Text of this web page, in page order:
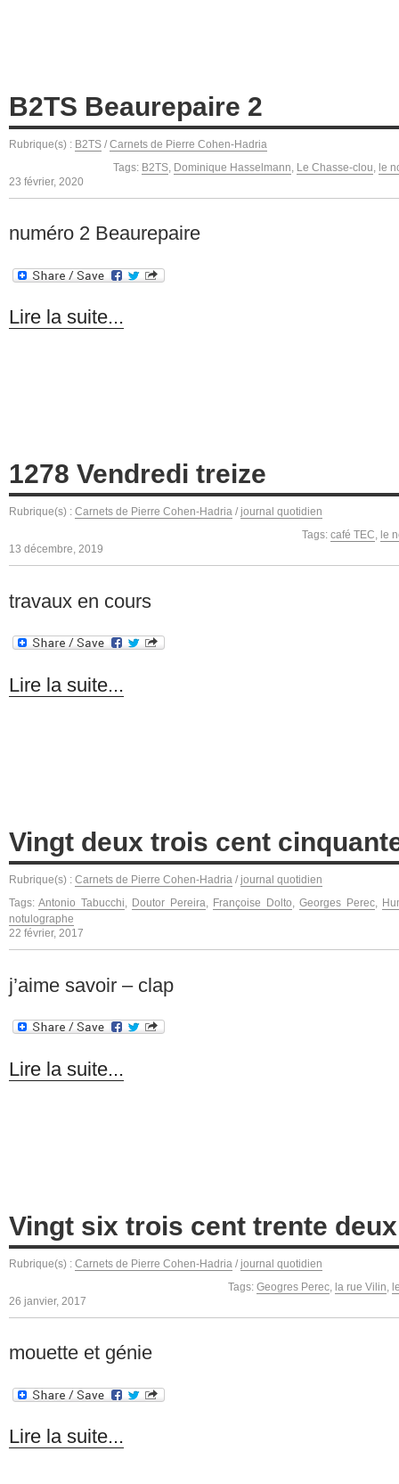
B2TS Beaurepaire 2
Rubrique(s) : B2TS / Carnets de Pierre Cohen-Hadria
Tags: B2TS Dominique Hasselmann Le Chasse-clou le
23 février, 2020
numéro 2 Beaurepaire
Lire la suite...
1278 Vendredi treize
Rubrique(s) : Carnets de Pierre Cohen-Hadria / journal quotidien
Tags: café TEC, le
13 décembre, 2019
travaux en cours
Lire la suite...
Vingt deux trois cent
Rubrique(s) : Carnets de Pierre Cohen-Hadria / journal quotidien
Tags:Antonio Tabucchi, Doutor Pereira, Françoise Dolto,Georges Perec,
notulographe
22 février, 2017
j’aime savoir – clap
Lire la suite...
Vingt six trois cent trente deux
Rubrique(s) : Carnets de Pierre Cohen-Hadria / journal quotidien
Tags: Geogres Perec, la rue Vilin,
26 janvier, 2017
mouette et génie
Lire la suite...